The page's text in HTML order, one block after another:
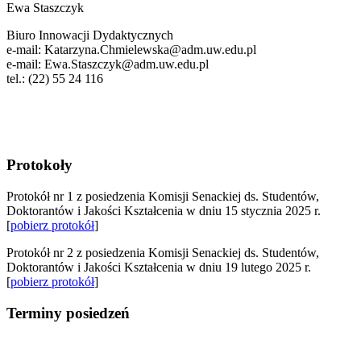
Ewa Staszczyk
Biuro Innowacji Dydaktycznych
e-mail: Katarzyna.Chmielewska@adm.uw.edu.pl
e-mail: Ewa.Staszczyk@adm.uw.edu.pl
tel.: (22) 55 24 116
Protokoły
Protokół nr 1 z posiedzenia Komisji Senackiej ds. Studentów,
Doktorantów i Jakości Kształcenia w dniu 15 stycznia 2025 r.
[pobierz protokół]
Protokół nr 2 z posiedzenia Komisji Senackiej ds. Studentów,
Doktorantów i Jakości Kształcenia w dniu 19 lutego 2025 r.
[pobierz protokół]
Terminy posiedzeń